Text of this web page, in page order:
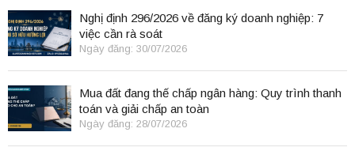
Nghị định 296/2026 về đăng ký doanh nghiệp: 7
việc cần rà soát
Ngày đăng: 30/07/2026
Mua đất đang thế chấp ngân hàng: Quy trình thanh
toán và giải chấp an toàn
Ngày đăng: 28/07/2026